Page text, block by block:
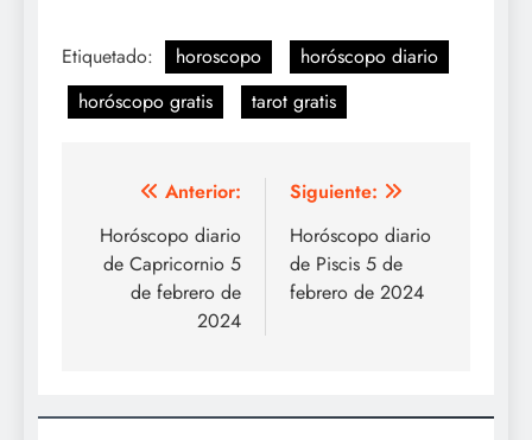
Etiquetado: horoscopo
horóscopo diario
horóscopo gratis
tarot gratis
Navegación
de
entradas
Anterior:
Horóscopo diario
de Capricornio 5
de febrero de
2024
Siguiente:
Horóscopo diario
de Piscis 5 de
febrero de 2024